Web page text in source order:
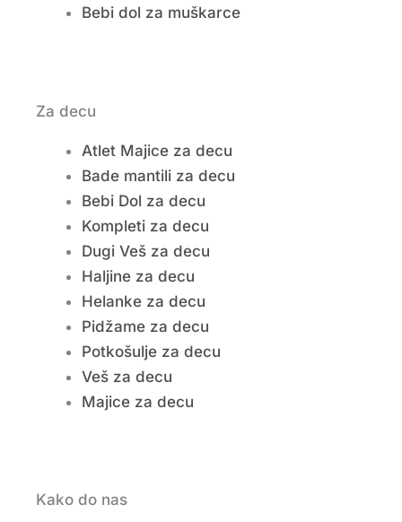
Bebi dol za muškarce
Za decu
Atlet Majice za decu
Bade mantili za decu
Bebi Dol za decu
Kompleti za decu
Dugi Veš za decu
Haljine za decu
Helanke za decu
Pidžame za decu
Potkošulje za decu
Veš za decu
Majice za decu
Kako do nas